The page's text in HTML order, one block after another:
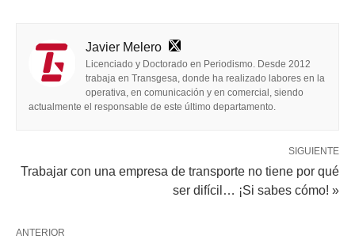
Javier Melero
Licenciado y Doctorado en Periodismo. Desde 2012
trabaja en Transgesa, donde ha realizado labores en la
operativa, en comunicación y en comercial, siendo
actualmente el responsable de este último departamento.
SIGUIENTE
Trabajar con una empresa de transporte no tiene por qué
ser difícil… ¡Si sabes cómo! »
ANTERIOR